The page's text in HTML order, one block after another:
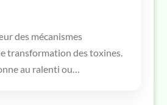
des mécanismes
transformation des toxines.
au ralenti ou…